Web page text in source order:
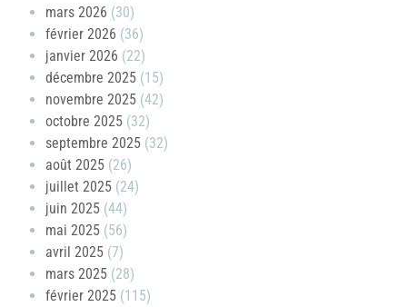
mars 2026 (30)
février 2026 (36)
janvier 2026 (22)
décembre 2025 (15)
novembre 2025 (42)
octobre 2025 (32)
septembre 2025 (32)
août 2025 (26)
juillet 2025 (24)
juin 2025 (44)
mai 2025 (56)
avril 2025 (7)
mars 2025 (28)
février 2025 (115)